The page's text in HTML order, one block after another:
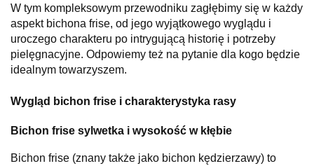
W tym kompleksowym przewodniku zagłębimy się w każdy
aspekt bichona frise, od jego wyjątkowego wyglądu i
uroczego charakteru po intrygującą historię i potrzeby
pielęgnacyjne. Odpowiemy też na pytanie dla kogo będzie
idealnym towarzyszem.
Wygląd bichon frise i charakterystyka rasy
Bichon frise sylwetka i wysokość w kłębie
Bichon frise (znany także jako bichon kędzierzawy) to